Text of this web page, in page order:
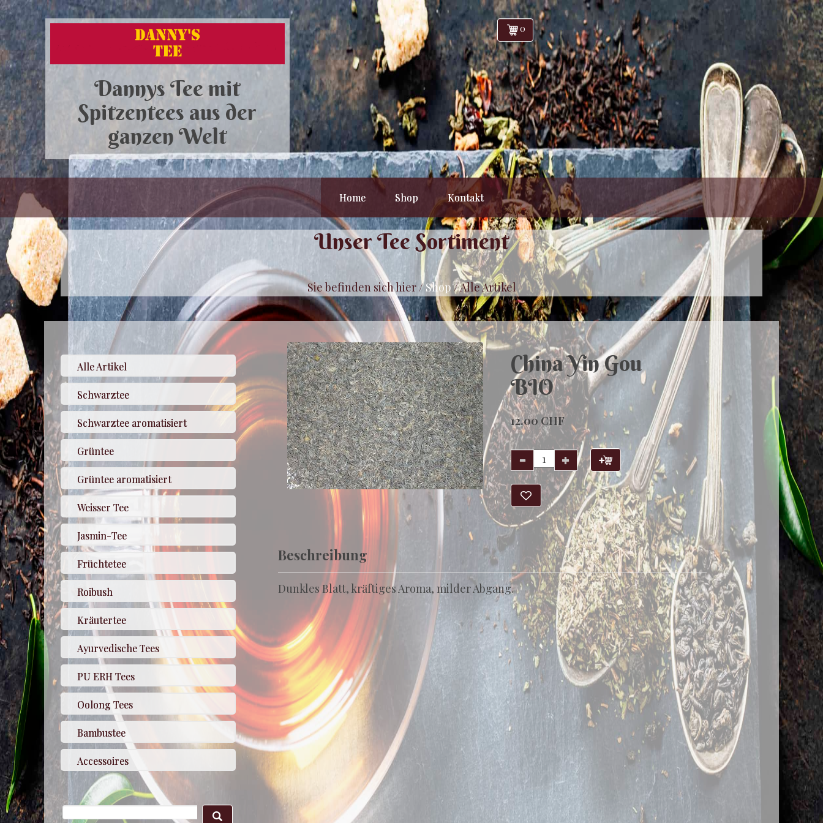
Dannys Tee mit
Spitzentees aus der
ganzen Welt
0
Home Shop Kontakt
Unser Tee Sortiment
Sie befinden sich hier /Shop/Alle Artikel
Alle Artikel
Schwarztee
Schwarztee aromatisiert
Grüntee
Grüntee aromatisiert
Weisser Tee
Jasmin-Tee
Früchtetee
Roibush
Kräutertee
Ayurvedische Tees
PU ERH Tees
Oolong Tees
Bambustee
Accessoires
China Yin Gou
BIO
12.00 CHF
Beschreibung
Dunkles Blatt, kräftiges Aroma, milder Abgang.